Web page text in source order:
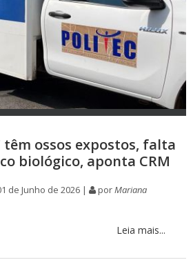
têm ossos expostos, falta
biológico, aponta CRM
de Junho de 2026 | porMariana
Leia mais...